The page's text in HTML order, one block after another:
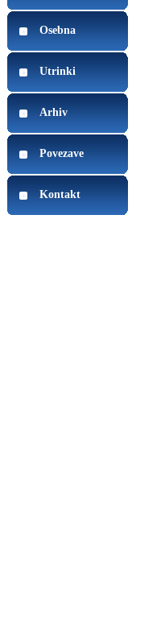
Osebna
Utrinki
Arhiv
Povezave
Kontakt